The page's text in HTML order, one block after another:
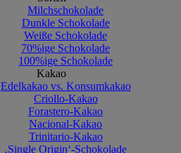
Milchschokolade
Dunkle Schokolade
Weiße Schokolade
70%ige Schokolade
100%ige Schokolade
Kakao
Edelkakao vs. Konsumkakao
Criollo-Kakao
Forastero-Kakao
Nacional-Kakao
Trinitario-Kakao
‚Single Origin‘-Schokolade